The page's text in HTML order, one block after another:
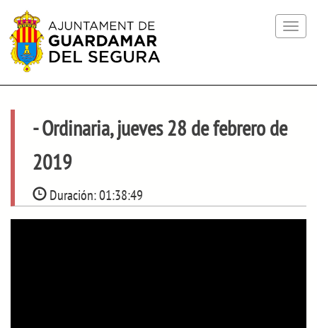
Toggle
- Ordinaria, jueves 28 de febrero de
2019
Duración:01:38:49